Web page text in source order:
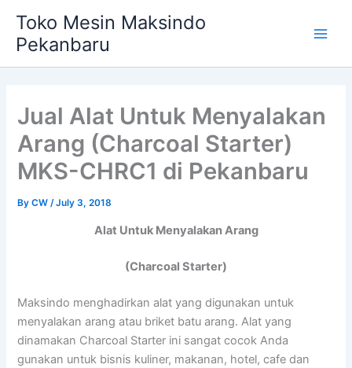
content
Toko Mesin Maksindo
Pekanbaru
Jual Alat Untuk Menyalakan
Arang (Charcoal Starter)
MKS-CHRC1 di Pekanbaru
ByCW/July 3, 2018
Alat Untuk Menyalakan Arang
(Charcoal Starter)
Maksindo menghadirkan alat yang digunakan untuk
menyalakan arang atau briket batu arang. Alat yang
dinamakan Charcoal Starter ini sangat cocok Anda
gunakan untuk bisnis kuliner, makanan, hotel, cafe dan